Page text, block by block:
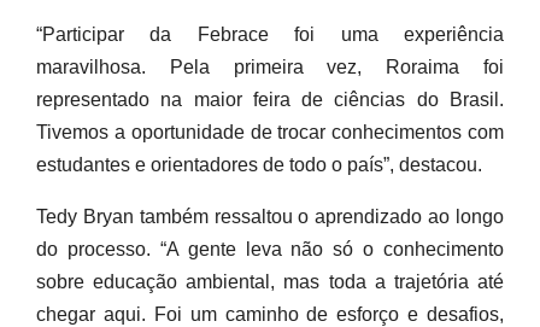
“Participar da Febrace foi uma experiência
maravilhosa. Pela primeira vez, Roraima foi
representado na maior feira de ciências do Brasil.
Tivemos a oportunidade de trocar conhecimentos com
estudantes e orientadores de todo o país”, destacou.
Tedy Bryan também ressaltou o aprendizado ao longo
do processo. “A gente leva não só o conhecimento
sobre educação ambiental, mas toda a trajetória até
chegar aqui. Foi um caminho de esforço e desafios,